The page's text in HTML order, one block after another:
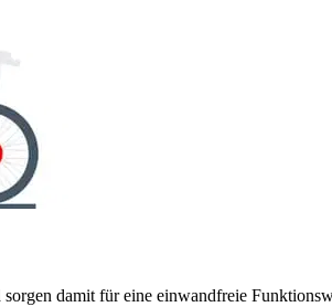
damit für eine einwandfreie